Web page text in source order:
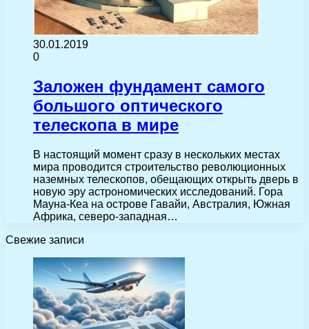
30.01.2019
0
Заложен фундамент самого
большого оптического
телескопа в мире
В настоящий момент сразу в нескольких местах
мира проводится строительство революционных
наземных телескопов, обещающих открыть дверь в
новую эру астрономических исследований. Гора
Мауна-Кеа на острове Гавайи, Австралия, Южная
Африка, северо-западная…
Свежие записи